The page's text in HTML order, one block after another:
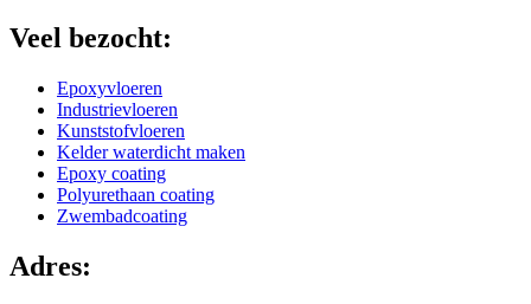
Veel bezocht:
Epoxyvloeren
Industrievloeren
Kunststofvloeren
Kelder waterdicht maken
Epoxy coating
Polyurethaan coating
Zwembadcoating
Adres: